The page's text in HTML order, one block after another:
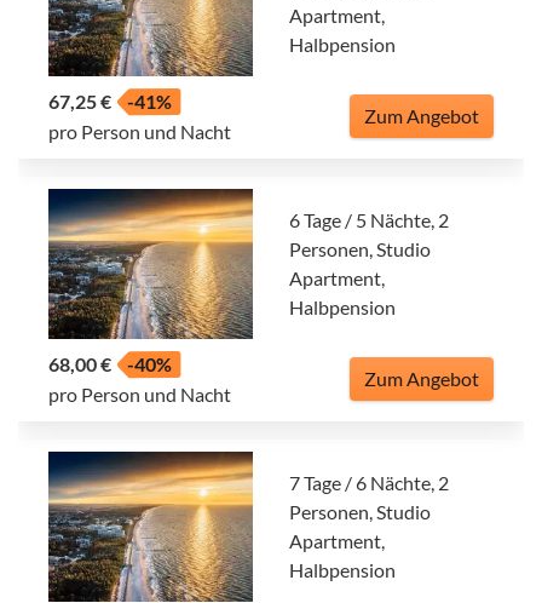
Apartment,
Halbpension
67,25 €
-41%
pro Person und Nacht
Zum Angebot
6 Tage / 5 Nächte, 2
Personen, Studio
Apartment,
Halbpension
68,00 €
-40%
pro Person und Nacht
Zum Angebot
7 Tage / 6 Nächte, 2
Personen, Studio
Apartment,
Halbpension